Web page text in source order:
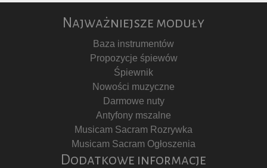
Najważniejsze moduły
Baza instrumentów
Propozycje śpiewów
Śpiewnik
Nowości muzyczne
Darmowe nuty
Antyfony mszalne
Musicam Sacram Rozrywka
Musicam Sacram Ogłoszenia
Dodatkowe informacje